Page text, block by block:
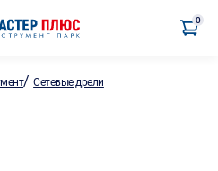
0
/Сетевые дрели